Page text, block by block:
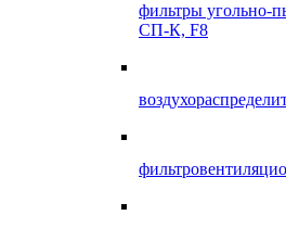
фильтры угольно-
СП-К, F8